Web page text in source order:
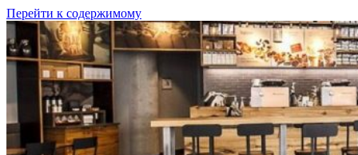
Перейти к содержимому